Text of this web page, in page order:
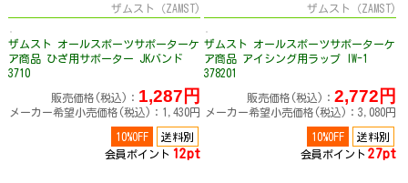
ザムスト（ZAMST)
ザムスト オールスポーツサポーターケ
ア商品 ひざ用サポーター JKバンド
3710
販売価格(税込)： 1,287円
メーカー希望小売価格(税込)：1,430円
10%OFF
送料別
会員ポイント 12pt
ザムスト（ZAMST)
ザムスト オールスポーツサポーターケ
ア商品 アイシング用ラップ IW-1
378201
販売価格(税込)： 2,772円
メーカー希望小売価格(税込)：3,080円
10%OFF
送料別
会員ポイント 27pt